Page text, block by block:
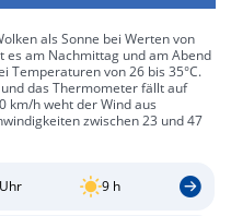
als Sonne bei Werten von
es am Nachmittag und am Abend
Temperaturen von 26 bis 35°C.
das Thermometer fällt auf
km/h weht der Wind aus
zwischen 23 und 47
9 h